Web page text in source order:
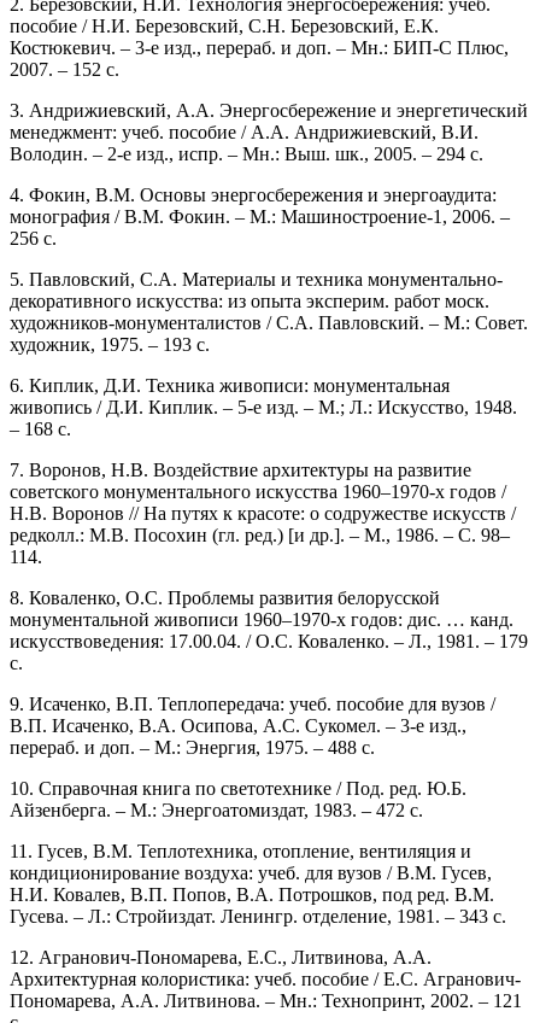
пособие / Н.И. Березовский, С.Н. Березовский, Е.К.
Костюкевич. – 3-е изд., перераб. и доп. – Мн.: БИП-С Плюс,
2007. – 152 с.
3. Андрижиевский, А.А. Энергосбережение и энергетический
менеджмент: учеб. пособие / А.А. Андрижиевский, В.И.
Володин. – 2-е изд., испр. – Мн.: Выш. шк., 2005. – 294 с.
4. Фокин, В.М. Основы энергосбережения и энергоаудита:
монография / В.М. Фокин. – М.: Машиностроение-1, 2006. –
256 с.
5. Павловский, С.А. Материалы и техника монументально-
декоративного искусства: из опыта эксперим. работ моск.
художников-монументалистов / С.А. Павловский. – М.: Совет.
художник, 1975. – 193 с.
6. Киплик, Д.И. Техника живописи: монументальная
живопись / Д.И. Киплик. – 5-е изд. – М.; Л.: Искусство, 1948.
– 168 с.
7. Воронов, Н.В. Воздействие архитектуры на развитие
советского монументального искусства 1960–1970-х годов /
Н.В. Воронов // На путях к красоте: о содружестве искусств /
редколл.: М.В. Посохин (гл. ред.) [и др.]. – М., 1986. – С. 98–
114.
8. Коваленко, О.С. Проблемы развития белорусской
монументальной живописи 1960–1970-х годов: дис. … канд.
искусствоведения: 17.00.04. / О.С. Коваленко. – Л., 1981. – 179
с.
9. Исаченко, В.П. Теплопередача: учеб. пособие для вузов /
В.П. Исаченко, В.А. Осипова, А.С. Сукомел. – 3-е изд.,
перераб. и доп. – М.: Энергия, 1975. – 488 с.
10. Справочная книга по светотехнике / Под. ред. Ю.Б.
Айзенберга. – М.: Энергоатомиздат, 1983. – 472 с.
11. Гусев, В.М. Теплотехника, отопление, вентиляция и
кондиционирование воздуха: учеб. для вузов / В.М. Гусев,
Н.И. Ковалев, В.П. Попов, В.А. Потрошков, под ред. В.М.
Гусева. – Л.: Стройиздат. Ленингр. отделение, 1981. – 343 с.
12. Агранович-Пономарева, Е.С., Литвинова, А.А.
Архитектурная колористика: учеб. пособие / Е.С. Агранович-
Пономарева, А.А. Литвинова. – Мн.: Технопринт, 2002. – 121